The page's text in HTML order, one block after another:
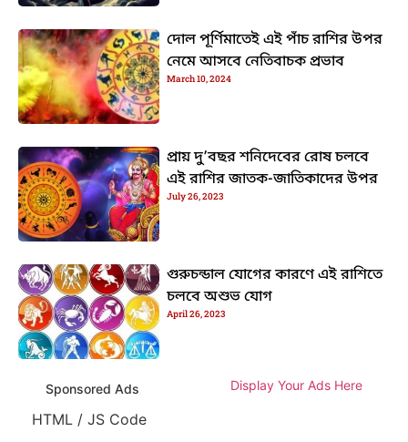
দোল পূর্ণিমাতেই এই পাঁচ রাশির উপর
নেমে আসবে নেতিবাচক প্রভাব
March 10, 2024
প্রায় দু’বছর শনিদেবের রোষ চলবে
এই রাশির জাতক-জাতিকাদের উপর
July 26, 2023
গুরুচন্ডাল যোগের কারণে এই রাশিতে
চলবে অশুভ যোগ
April 26, 2023
Sponsored Ads Display Your Ads Here
HTML / JS Code